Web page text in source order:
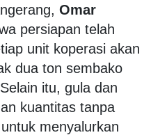
Omar
persiapan telah
unit koperasi akan
dua ton sembako
itu, gula dan
kuantitas tanpa
menyalurkan